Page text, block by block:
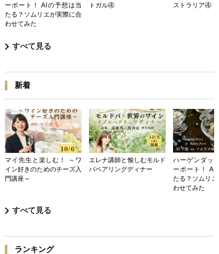
ーポート！ AIの予想は当
たる？ソムリエが実際に合
わせてみた
トガル④
ストラリア④
すべて見る
新着
マイ先生と楽しむ！ ～ワ
イン好きのためのチーズ入
門講座～
エレナ講師と愉しむモルド
バペアリングディナー
ハーゲンダッ
ーポート！ AI
たる？ソムリ
わせてみた
すべて見る
ランキング